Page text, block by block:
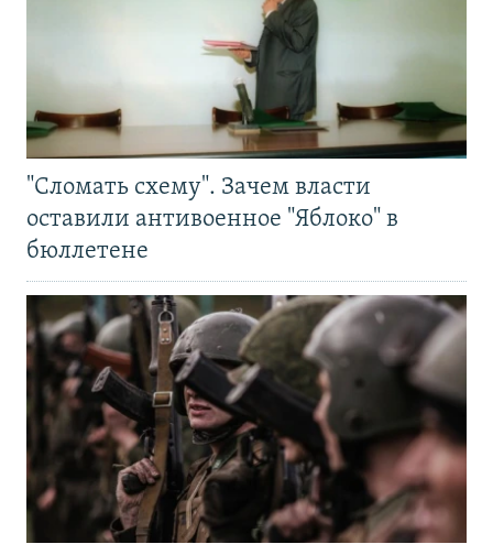
"Сломать схему". Зачем власти
оставили антивоенное "Яблоко" в
бюллетене